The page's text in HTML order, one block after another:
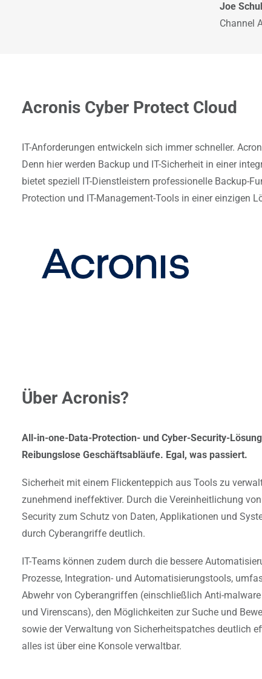
Joe
Channel
Acronis Cyber Protect Cloud
IT-Anforderungen entwickeln sich immer schneller.
Denn hier werden Backup und IT-Sicherheit in einer
bietet speziell IT-Dienstleistern professionelle Backup-
Protection und IT-Management-Tools in einer einzigen
Über Acronis?
All-in-one-Data-Protection- und Cyber-Security-
Reibungslose Geschäftsabläufe. Egal, was passiert.
Sicherheit mit einem Flickenteppich aus Tools zu
zunehmend ineffektiver. Durch die Vereinheitlichung
Security zum Schutz von Daten, Applikationen und
durch Cyberangriffe deutlich.
IT-Teams können zudem durch die bessere
Prozesse, Integration- und Automatisierungstools,
Abwehr von Cyberangriffen (einschließlich Anti-
und Virenscans), den Möglichkeiten zur Suche und
sowie der Verwaltung von Sicherheitspatches deutlich
alles ist über eine Konsole verwaltbar.